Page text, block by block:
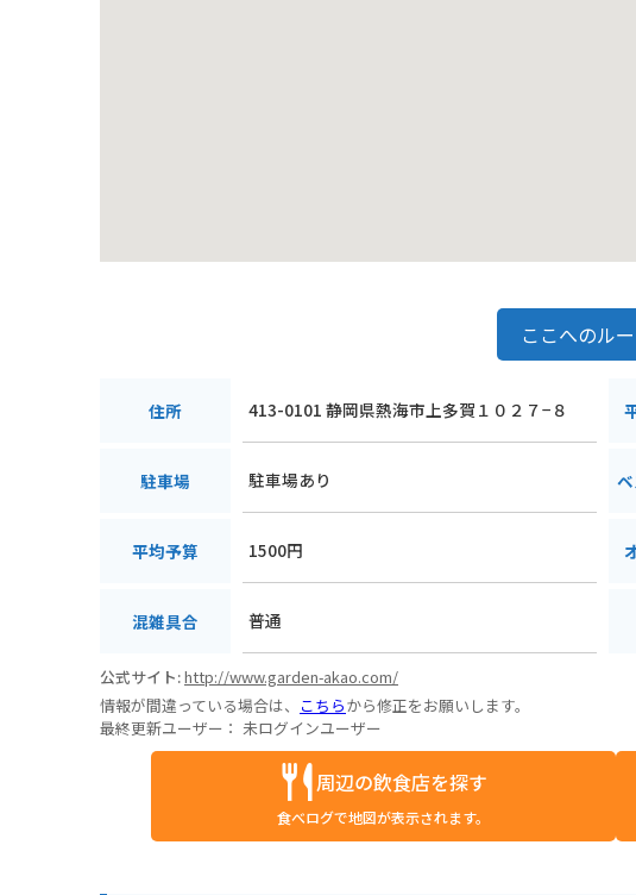
ここへのル
住所 413-0101 静岡県熱海市上多賀１０２７−８
駐車場 駐車場あり
平均予算 1500円
混雑具合 普通
公式サイト:http://www.garden-akao.com/
情報が間違っている場合は、 こちらから修正をお願いします。
最終更新ユーザー： 未ログインユーザー
周辺の飲食店を探す
食べログで地図が表示されます。